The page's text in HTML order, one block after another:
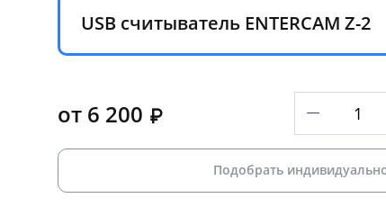
USB считыватель ENTERCAM Z-2
от 6 200
Подобрать